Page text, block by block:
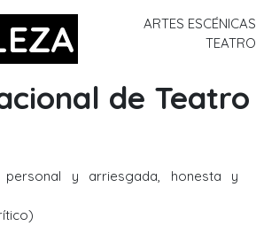
ARTES ESCÉNICAS
TEATRO
de Teatro
personal y arriesgada, honesta y